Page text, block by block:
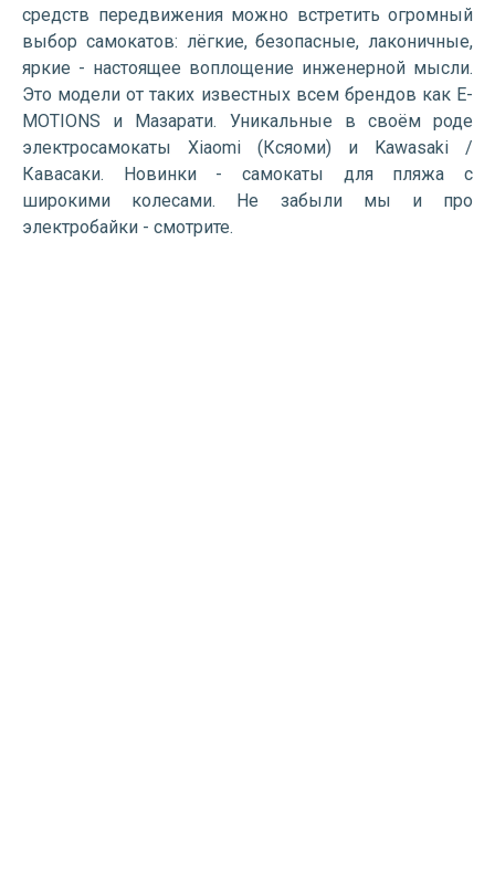
средств передвижения можно встретить огромный
выбор самокатов: лёгкие, безопасные, лаконичные,
яркие - настоящее воплощение инженерной мысли.
Это модели от таких известных всем брендов как E-
MOTIONS и Мазарати. Уникальные в своём роде
электросамокаты Xiaomi (Ксяоми) и Kawasaki /
Кавасаки. Новинки - самокаты для пляжа с
широкими колесами. Не забыли мы и про
электробайки - смотрите.